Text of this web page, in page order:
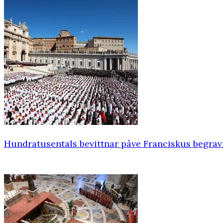
Hundratusentals bevittnar påve Franciskus